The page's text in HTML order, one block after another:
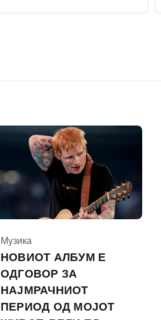
КАтегорија
Музика
НОВИОТ АЛБУМ Е
ОДГОВОР ЗА
НАЈМРАЧНИОТ
ПЕРИОД ОД МОЈОТ